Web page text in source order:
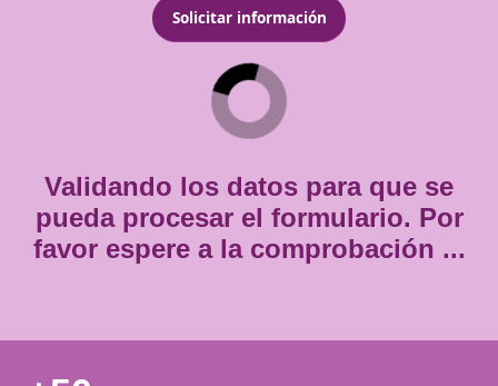
{user:display_name}
Teléfono
Consentimiento
Estoy de acuerdo conla política de privacidad.*